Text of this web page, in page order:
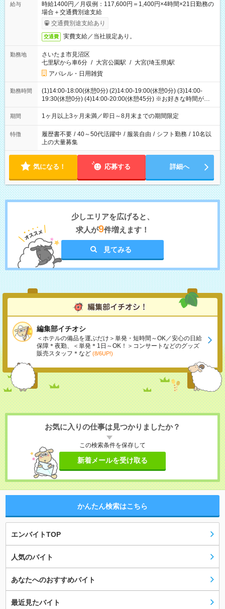
給与
時給1400円／月収例：117,600円＝1,400円×4時間×21日勤務の
場合＋交通費別途支給
交通費別途支給あり
交通費 実費支給／当社規定あり。
勤務地
さいたま市見沼区
七里駅から車6分 / 大宮公園駅 / 大宮(埼玉県)駅
アパレル・日用雑貨
勤務時間
(1)14:00-18:00(休憩0分) (2)14:00-19:00(休憩0分) (3)14:00-
19:30(休憩0分) (4)14:00-20:00(休憩45分) ※お好きな時間が選べ
ます
期間 1ヶ月以上3ヶ月未満／即日～8月末までの期間限定
特徴 履歴書不要 / 40～50代活躍中 / 服装自由 / シフト勤務 / 10名以
上の大量募集
気になる！ 応募する 詳細へ
少しエリアを広げると、
求人が9件増えます！
見てみる
編集部イチオシ
＜ホテルの備品を運ぶだけ＞単発・短時間～OK／安心の日給
保障＊夜勤、＜単発＊1日～OK！＞コンサートなどのグッズ
販売スタッフ＊など (8/6UP!)
お気に入りの仕事は見つかりましたか？
この検索条件を保存して
新着メールを受け取る
かんたん検索はこちら
エンバイトTOP
人気のバイト
あなたへのおすすめバイト
最近見たバイト